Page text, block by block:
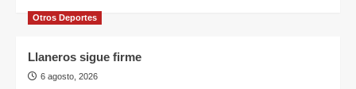
Otros Deportes
Llaneros sigue firme
6 agosto, 2026